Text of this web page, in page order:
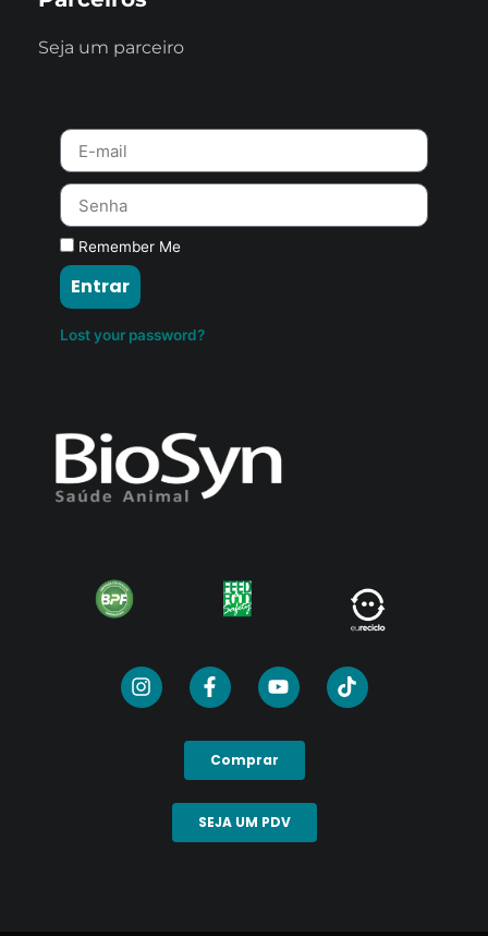
Seja um parceiro
Remember Me
Entrar
Lost your password?
Comprar
SEJA UM PDV